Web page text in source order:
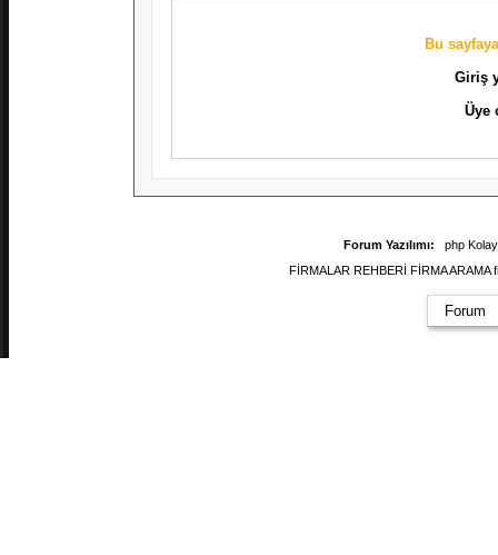
Bu
Giriş
Üye
Forum Yazılımı:
php
FİRMALAR REHBERİ FİRMA
Forum